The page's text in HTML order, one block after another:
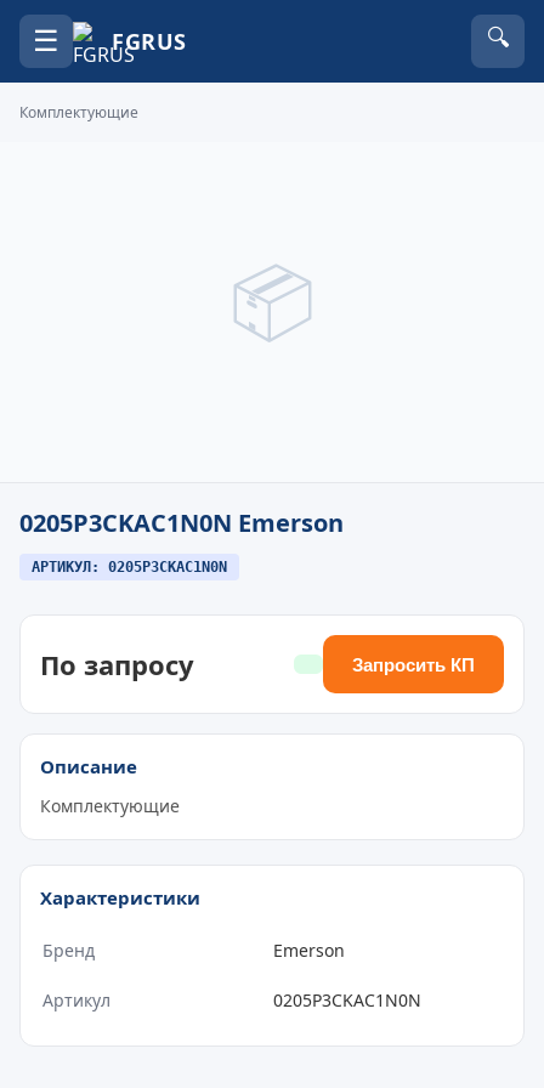
☰ FGRUS 🔍
Комплектующие
📦
0205P3CKAC1N0N Emerson
АРТИКУЛ: 0205P3CKAC1N0N
По запросу Запросить КП
Описание
Комплектующие
Характеристики
Бренд Emerson
Артикул 0205P3CKAC1N0N